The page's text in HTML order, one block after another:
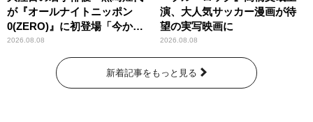
が『オールナイトニッポン
0(ZERO)』に初登場「今から
とてもワクワクしておりま
2026.08.08
演、大人気サッカー漫画が待
望の実写映画に
2026.08.08
新着記事をもっと見る